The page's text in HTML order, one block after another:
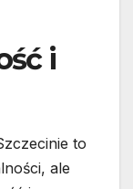
i
to
ale